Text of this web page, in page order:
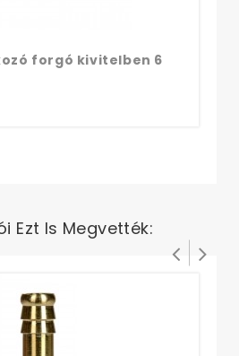
forgó kivitelben 6
Ezt Is Megvették: